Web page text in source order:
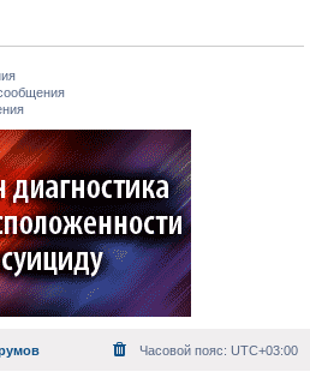
Часовой пояс: UTC+03:00